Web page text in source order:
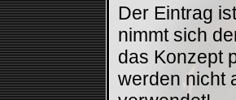
Der Eintrag
nimmt sich
das Konzept
werden nicht